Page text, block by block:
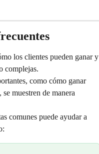
los clientes pueden ganar y
complejas.
como cómo ganar
muestren de manera
comunes puede ayudar a